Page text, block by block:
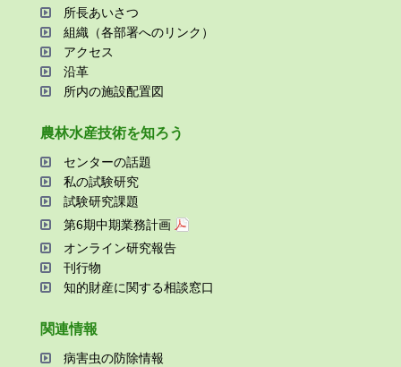
所⻑あいさつ
組織（各部署へのリンク）
アクセス
沿⾰
所内の施設配置図
農林⽔産技術を知ろう
センターの話題
私の試験研究
試験研究課題
第6期中期業務計画
オンライン研究報告
刊⾏物
知的財産に関する相談窓⼝
関連情報
病害⾍の防除情報